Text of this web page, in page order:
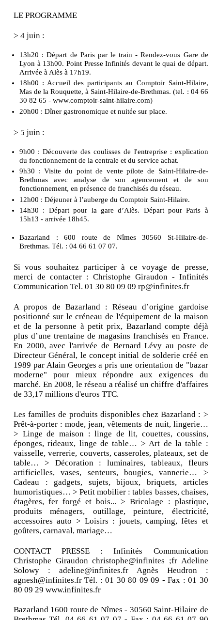
LE PROGRAMME
> 4 juin :
13h20 : Départ de Paris par le train - Rendez-vous Gare de
Lyon à 13h00. Point Presse Infinités devant le quai de départ.
Arrivée à Alès à 17h19.
18h00 : Accueil des participants au Comptoir Saint-Hilaire,
Mas de la Rouquette, à Saint-Hilaire-de-Brethmas. (tel. : 04 66
30 82 65 - www.comptoir-saint-hilaire.com)
20h00 : Dîner gastronomique et nuitée sur place.
> 5 juin :
9h00 : Découverte des coulisses de l'entreprise : explication
du fonctionnement de la centrale et du service achat.
9h30 : Visite du point de vente pilote de Saint-Hilaire-de-
Brethmas avec analyse de son agencement et de son
fonctionnement, en présence de franchisés du réseau.
12h00 : Déjeuner à l’auberge du Comptoir Saint-Hilaire.
14h30 : Départ pour la gare d’Alès. Départ pour Paris à
15h13 - arrivée 18h45.
Bazarland : 600 route de Nîmes 30560 St-Hilaire-de-
Brethmas. Tél. : 04 66 61 07 07.
Si vous souhaitez participer à ce voyage de presse,
merci de contacter : Christophe Giraudon - Infinités
Communication Tel. 01 30 80 09 09 rp@infinites.fr
A propos de Bazarland : Réseau d’origine gardoise
positionné sur le créneau de l'équipement de la maison
et de la personne à petit prix, Bazarland compte déjà
plus d’une trentaine de magasins franchisés en France.
En 2000, avec l'arrivée de Bernard Lévy au poste de
Directeur Général, le concept initial de solderie créé en
1989 par Alain Georges a pris une orientation de "bazar
moderne" pour mieux répondre aux exigences du
marché. En 2008, le réseau a réalisé un chiffre d'affaires
de 33,17 millions d'euros TTC.
Les familles de produits disponibles chez Bazarland : >
Prêt-à-porter : mode, jean, vêtements de nuit, lingerie…
> Linge de maison : linge de lit, couettes, coussins,
éponges, rideaux, linge de table… > Art de la table :
vaisselle, verrerie, couverts, casseroles, plateaux, set de
table… > Décoration : luminaires, tableaux, fleurs
artificielles, vases, senteurs, bougies, vannerie… >
Cadeau : gadgets, sujets, bijoux, briquets, articles
humoristiques… > Petit mobilier : tables basses, chaises,
étagères, fer forgé et bois... > Bricolage : plastique,
produits ménagers, outillage, peinture, électricité,
accessoires auto > Loisirs : jouets, camping, fêtes et
goûters, carnaval, mariage…
CONTACT PRESSE : Infinités Communication
Christophe Giraudon christophe@infinites ;fr Adeline
Solowy : adeline@infinites.fr Agnès Heudron :
agnesh@infinites.fr Tél. : 01 30 80 09 09 - Fax : 01 30
80 09 29 www.infinites.fr
Bazarland 1600 route de Nîmes - 30560 Saint-Hilaire de